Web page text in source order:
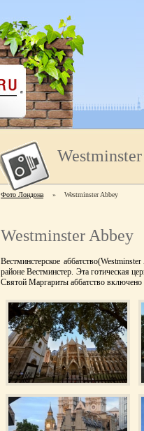
Фото Лондона » Westminster Abbey
Westminster Abbey
Вестминстерское
районе Вестминстер. Эта готическая
Святой Маргариты аббатство